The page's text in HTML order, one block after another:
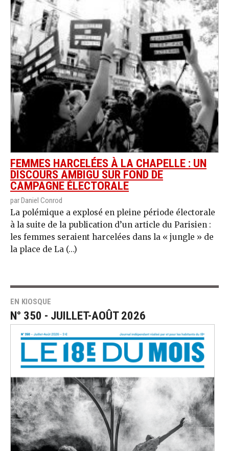
FEMMES HARCELÉES À LA CHAPELLE : UN
DISCOURS AMBIGU SUR FOND DE
CAMPAGNE ÉLECTORALE
par Daniel Conrod
La polémique a explosé en pleine période électorale
à la suite de la publication d’un article du Parisien :
les femmes seraient harcelées dans la « jungle » de
la place de La (…)
EN KIOSQUE
N° 350 - JUILLET-AOÛT 2026